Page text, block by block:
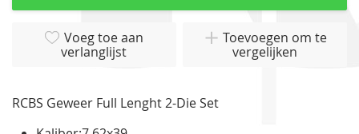
Voeg toe aan
verlanglijst
Toevoegen om te
vergelijken
RCBS Geweer Full Lenght 2-Die Set